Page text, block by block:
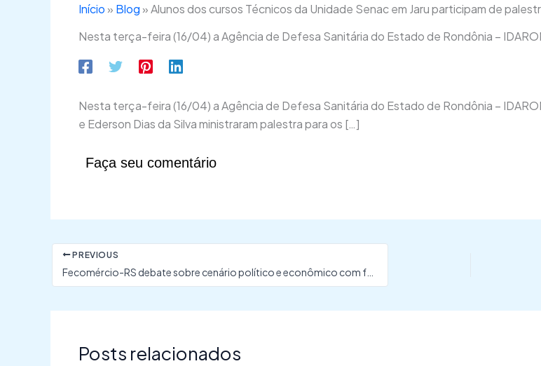
Início » Blog »Alunos dos cursos Técnicos da Unidade Senac em Jaru participam de
Nesta terça-feira (16/04) a Agência de Defesa Sanitária do Estado de Rondônia –
Nesta terça-feira (16/04) a Agência de Defesa Sanitária do Estado de Rondônia –
e Ederson Dias da Silva ministraram palestra para os […]
Faça seu comentário
PREVIOUS
Posts relacionados